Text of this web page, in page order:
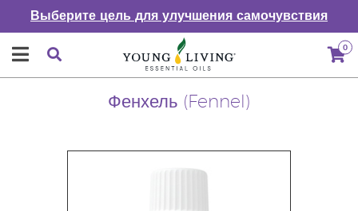
Выберите цель для улучшения самочувствия
0
Фенхель (Fennel)